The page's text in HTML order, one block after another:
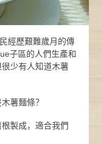
經歷艱難歲月的傳
子區的人們生產和
少有人知道木薯
薯麵條？
製成，適合我們